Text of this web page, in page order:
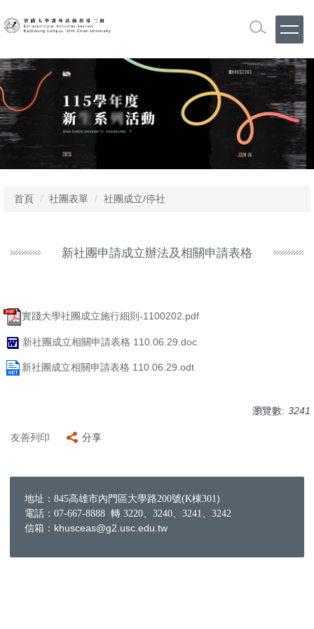
到
內
區
首頁 社團表單 社團成立/停社
新社團申請成立辦法及相關申請表格
實踐大學社團成立施行細則-1100202.pdf
新社團成立相關申請表格 110.06.29.doc
新社團成立相關申請表格 110.06.29.odt
瀏覽數: 3241
友善列印 分享
地址：845高雄市內門區大學路200號(K棟301)
電話：07-667-8888 轉 3220、3240、3241、3242
信箱：khusceas@g2.usc.edu.tw